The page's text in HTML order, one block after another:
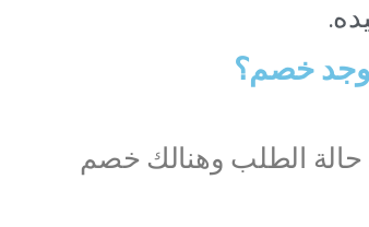
خصم؟
حالة الطلب وهنالك خصم